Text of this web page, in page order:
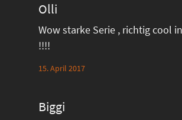
Olli
Wow starke Serie , richtig cool
!!!!
15. April 2017
Biggi